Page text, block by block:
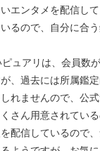
エンタメを配信し
るので、自分に合
ュアリは、会員
、過去には所属鑑
れませんので、公
さん用意されて
配信しているので